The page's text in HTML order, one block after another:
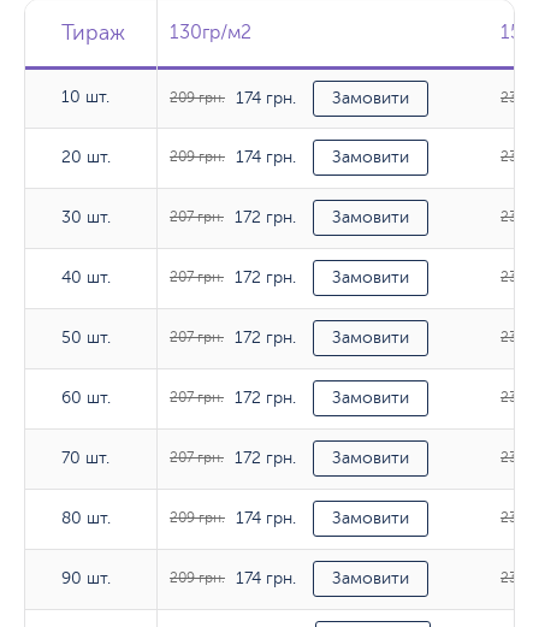
Тираж
10 шт.
20 шт.
30 шт.
40 шт.
50 шт.
60 шт.
70 шт.
80 шт.
90 шт.
Тираж 130гр/м2
Тираж 130гр/м2
10 шт. 209 грн. 174 грн. Замовити 233
20 шт. 209 грн. 174 грн. Замовити 233
30 шт. 207 грн. 172 грн. Замовити 233
40 шт. 207 грн. 172 грн. Замовити 233
50 шт. 207 грн. 172 грн. Замовити 236
60 шт. 207 грн. 172 грн. Замовити 236
70 шт. 207 грн. 172 грн. Замовити 236
80 шт. 209 грн. 174 грн. Замовити 236
90 шт. 209 грн. 174 грн. Замовити 236